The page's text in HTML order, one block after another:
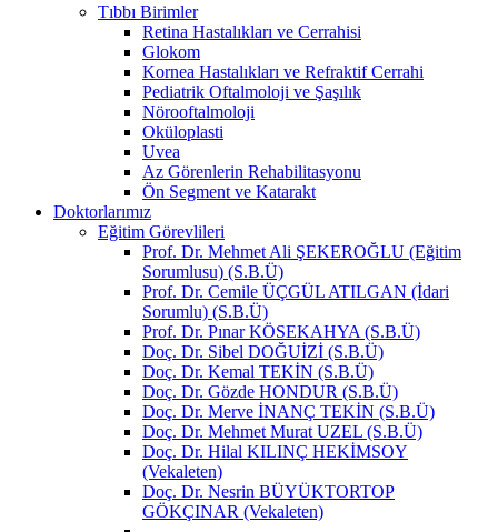
Tıbbı Birimler
Retina Hastalıkları ve Cerrahisi
Glokom
Kornea Hastalıkları ve Refraktif Cerrahi
Pediatrik Oftalmoloji ve Şaşılık
Nörooftalmoloji
Oküloplasti
Uvea
Az Görenlerin Rehabilitasyonu
Ön Segment ve Katarakt
Doktorlarımız
Eğitim Görevlileri
Prof. Dr. Mehmet Ali ŞEKEROĞLU (Eğitim
Sorumlusu) (S.B.Ü)
Prof. Dr. Cemile ÜÇGÜL ATILGAN (İdari
Sorumlu) (S.B.Ü)
Prof. Dr. Pınar KÖSEKAHYA (S.B.Ü)
Doç. Dr. Sibel DOĞUİZİ (S.B.Ü)
Doç. Dr. Kemal TEKİN (S.B.Ü)
Doç. Dr. Gözde HONDUR (S.B.Ü)
Doç. Dr. Merve İNANÇ TEKİN (S.B.Ü)
Doç. Dr. Mehmet Murat UZEL (S.B.Ü)
Doç. Dr. Hilal KILINÇ HEKİMSOY
(Vekaleten)
Doç. Dr. Nesrin BÜYÜKTORTOP
GÖKÇINAR (Vekaleten)